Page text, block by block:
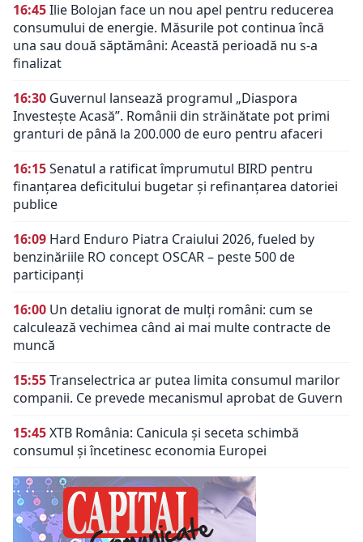
16:45Ilie Bolojan face un nou apel pentru reducerea
consumului de energie. Măsurile pot continua încă
una sau două săptămâni: Această perioadă nu s-a
finalizat
16:30 Guvernul lansează programul „Diaspora
Investește Acasă”. Românii din străinătate pot primi
granturi de până la 200.000 de euro pentru afaceri
16:15Senatul a ratificat împrumutul BIRD pentru
finanțarea deficitului bugetar și refinanțarea datoriei
publice
16:09 Hard Enduro Piatra Craiului 2026, fueled by
benzinăriile RO concept OSCAR – peste 500 de
participanți
16:00 Un detaliu ignorat de mulți români: cum se
calculează vechimea când ai mai multe contracte de
muncă
15:55Transelectrica ar putea limita consumul marilor
companii. Ce prevede mecanismul aprobat de Guvern
15:45XTB România: Canicula și seceta schimbă
consumul și încetinesc economia Europei